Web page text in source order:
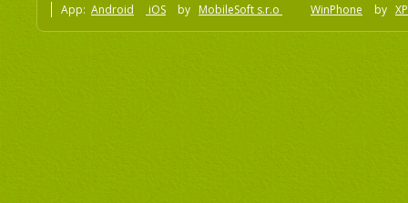
App: Android iOS by MobileSoft s.r.o WinPhone by